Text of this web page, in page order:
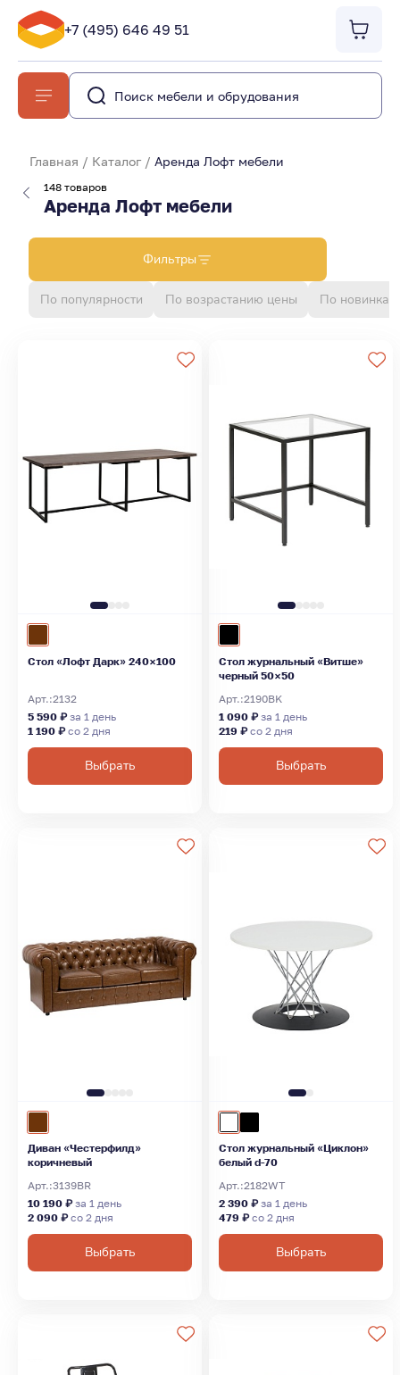
+7 (495) 646 49 51
Главная / Каталог/ Аренда Лофт мебели
Аренда Лофт мебели
148 товаров
Фильтры
По популярности По возрастанию цены По новинкам
Стол «Лофт Дарк» 240×100
Арт.:2132
5 590 ₽за 1 день
1 190 ₽со 2 дня
Выбрать
Стол журнальный «Витше»
черный 50×50
Арт.:2190BK
1 090 ₽за 1 день
219 ₽со 2 дня
Выбрать
Диван «Честерфилд»
коричневый
Арт.:3139BR
10 190 ₽за 1 день
2 090 ₽со 2 дня
Выбрать
Стол журнальный «Циклон»
белый d-70
Арт.:2182WT
2 390 ₽за 1 день
479 ₽со 2 дня
Выбрать